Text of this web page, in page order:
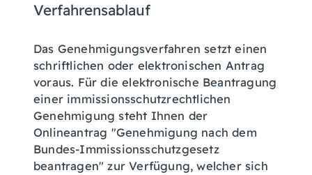
Verfahrensablauf
Das Genehmigungsverfahren setzt einen
schriftlichen oder elektronischen Antrag
voraus. Für die elektronische Beantragung
einer immissionsschutzrechtlichen
Genehmigung steht Ihnen der
Onlineantrag "Genehmigung nach dem
Bundes-Immissionsschutzgesetz
beantragen" zur Verfügung, welcher sich